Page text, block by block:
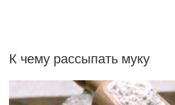
К чему рассыпать муку